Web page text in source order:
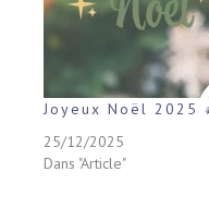
Joyeux Noël 2025
25/12/2025
Dans "Article"